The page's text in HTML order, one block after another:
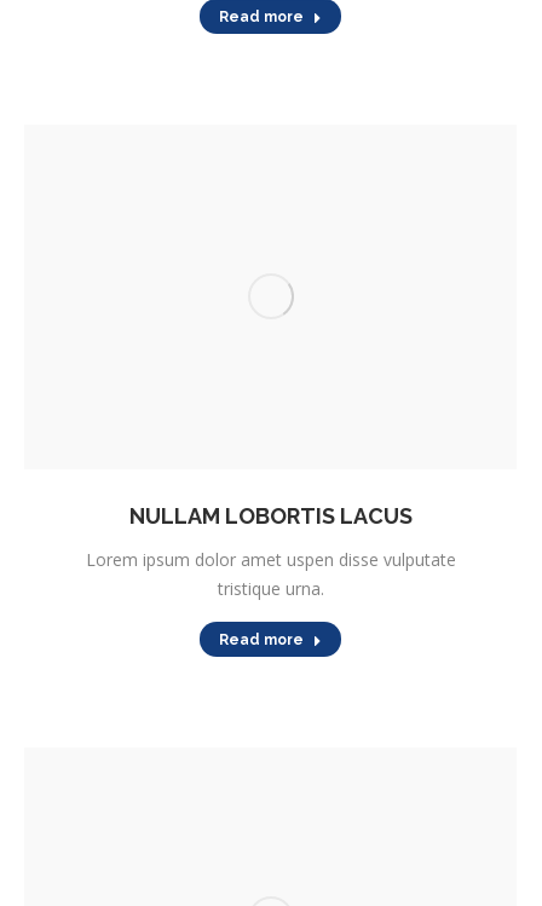
Read more
NULLAM LOBORTIS LACUS
Lorem ipsum dolor amet uspen disse vulputate
tristique urna.
Read more